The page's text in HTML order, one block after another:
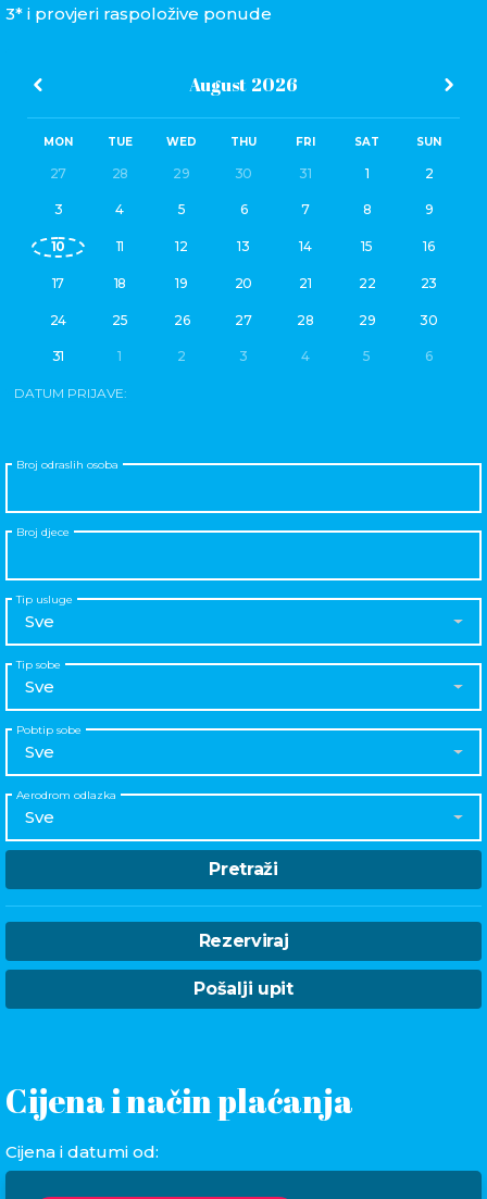
3* i provjeri raspoložive ponude
August 2026
MON TUE WED THU FRI SAT SUN
27 28 29 30 31 1 2
3 4 5 6 7 8 9
10 11 12 13 14 15 16
17 18 19 20 21 22 23
24 25 26 27 28 29 30
31 1 2 3 4 5 6
DATUM PRIJAVE:
Broj odraslih osoba
Broj djece
Tip usluge
Sve
Tip sobe
Sve
Pobtip sobe
Sve
Aerodrom odlazka
Sve
Pretraži
Rezerviraj
Pošalji upit
Cijena i način plaćanja
Cijena i datumi od: